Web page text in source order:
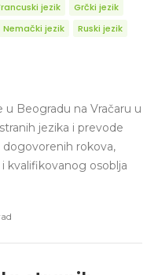
jezik
Grčki jezik
Nemački jezik
Ruski jezik
u Beogradu na Vračaru u
jezika i prevode
rokova,
kvalifikovanog osoblja